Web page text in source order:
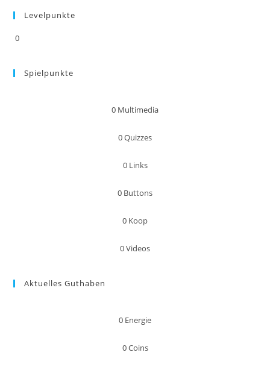
Levelpunkte
0
Spielpunkte
0 Multimedia
0Quizzes
0 Links
0 Buttons
0 Koop
0Videos
Aktuelles Guthaben
0 Energie
0Coins